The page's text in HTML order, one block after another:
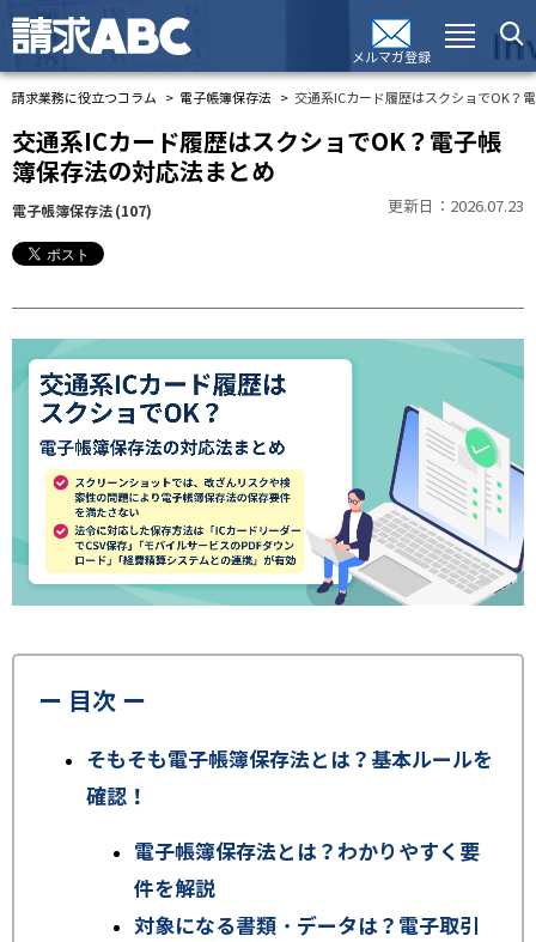
メルマガ登録
請求業務に役立つコラム 電子帳簿保存法 交通系ICカード履歴はスクショでOK？
交通系ICカード履歴はスクショでOK？電子帳
簿保存法の対応法まとめ
電子帳簿保存法 (107) 更新日：2026.07.23
ー 目次 ー
そもそも電子帳簿保存法とは？基本ルールを
確認！
電子帳簿保存法とは？わかりやすく要
件を解説
対象になる書類・データは？電子取引